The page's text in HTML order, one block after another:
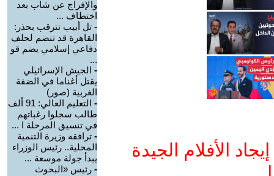
الأفلام الجيدة
والإفراج عن شاب بعد
اختطاف ...
- تل أبيب تترقب بحذر:
القاهرة قد تنضم لحلف
دفاعي إسلامي يضم قو
...
- الجيش الإسرائيلي
يقتل أغناما في الضفة
الغربية (صور)
-
التعليم العالي: 91 ألف
طالب سجلوا رغباتهم
في تنسيق المرحلة ا ...
- ترافقه وزيرة التنمية
المحلية.. رئيس الوزراء
يبدأ جولة موسعة ...
- رئيس «البحوث